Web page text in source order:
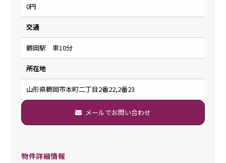
0円
交通
鶴岡駅 車10分
所在地
山形県鶴岡市本町二丁目2番22,2番23
メールでお問い合わせ
物件詳細情報